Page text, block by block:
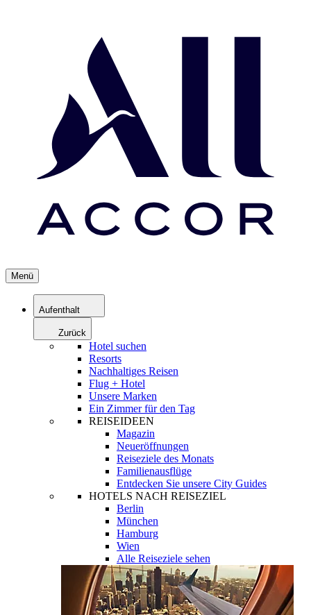
Menü
Aufenthalt
Zurück
Hotel suchen
Resorts
Nachhaltiges Reisen
Flug + Hotel
Unsere Marken
Ein Zimmer für den Tag
REISEIDEEN
Magazin
Neueröffnungen
Reiseziele des Monats
Familienausflüge
Entdecken Sie unsere City Guides
HOTELS NACH REISEZIEL
Berlin
München
Hamburg
Wien
Alle Reiseziele sehen